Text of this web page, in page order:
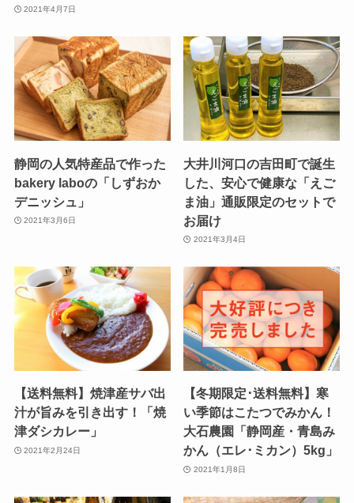
2021年4月7日
静岡の人気特産品で作った
bakery laboの「しずおか
デニッシュ」
2021年3月6日
大井川河口の吉田町で誕生
した、安心で健康な「えご
ま油」通販限定のセットで
お届け
2021年3月4日
【送料無料】焼津産サバ出
汁が旨みを引き出す！「焼
津ダシカレー」
2021年2月24日
【冬期限定･送料無料】寒
い季節はこたつでみかん！
大石農園「静岡産・青島み
かん（エレ･ミカン）5kg」
2021年1月8日